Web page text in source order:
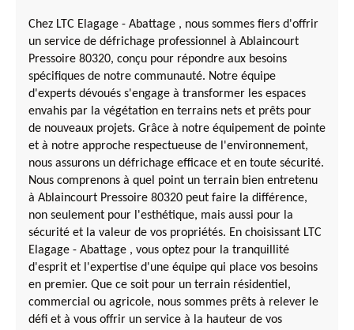
Chez LTC Elagage - Abattage , nous sommes fiers d'offrir
un service de défrichage professionnel à Ablaincourt
Pressoire 80320, conçu pour répondre aux besoins
spécifiques de notre communauté. Notre équipe
d'experts dévoués s'engage à transformer les espaces
envahis par la végétation en terrains nets et prêts pour
de nouveaux projets. Grâce à notre équipement de pointe
et à notre approche respectueuse de l'environnement,
nous assurons un défrichage efficace et en toute sécurité.
Nous comprenons à quel point un terrain bien entretenu
à Ablaincourt Pressoire 80320 peut faire la différence,
non seulement pour l'esthétique, mais aussi pour la
sécurité et la valeur de vos propriétés. En choisissant LTC
Elagage - Abattage , vous optez pour la tranquillité
d'esprit et l'expertise d'une équipe qui place vos besoins
en premier. Que ce soit pour un terrain résidentiel,
commercial ou agricole, nous sommes prêts à relever le
défi et à vous offrir un service à la hauteur de vos